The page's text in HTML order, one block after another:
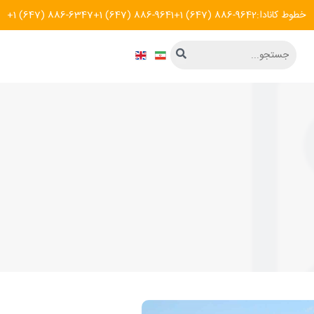
خطوط کانادا: +1 (647) 886-6347+1 (647) 886-9641+1 (647) 886-9642